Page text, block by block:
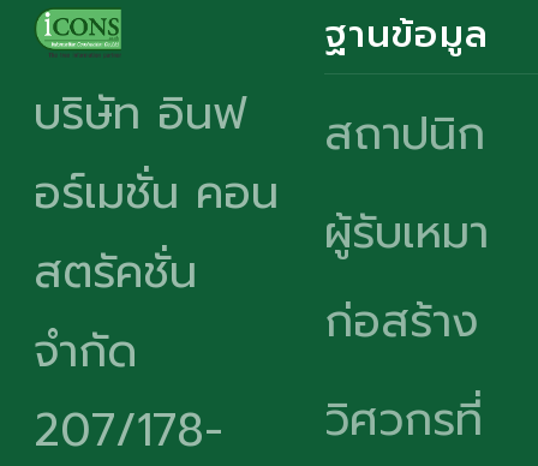
บริษัท อินฟ
อร์เมชั่น คอน
สตรัคชั่น
จำกัด
207/178-
ฐานข้อมูล
สถาปนิก
ผู้รับเหมา
ก่อสร้าง
วิศวกรที่